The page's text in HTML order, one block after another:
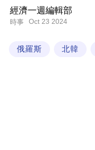
業
科
經濟一週編輯部
時事 Oct 23 2024
俄羅斯 北韓